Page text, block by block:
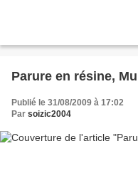
Parure en résine,
Publié le 31/08/2009 à 17:02
Par soizic2004